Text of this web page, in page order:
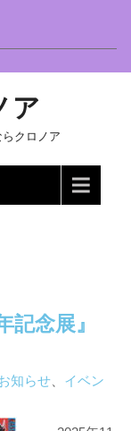
ア
クロノア
記念展』
知らせ
イベン